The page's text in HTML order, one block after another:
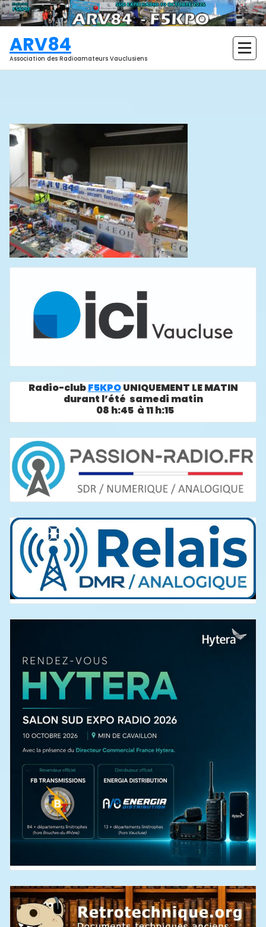
Aller
au
contenu
ARV84
Association des Radioamateurs Vauclusiens
Radio-clubF5KPOUNIQUEMENT LE MATIN
durant l’été samedi matin
08 h:45 à 11 h:15